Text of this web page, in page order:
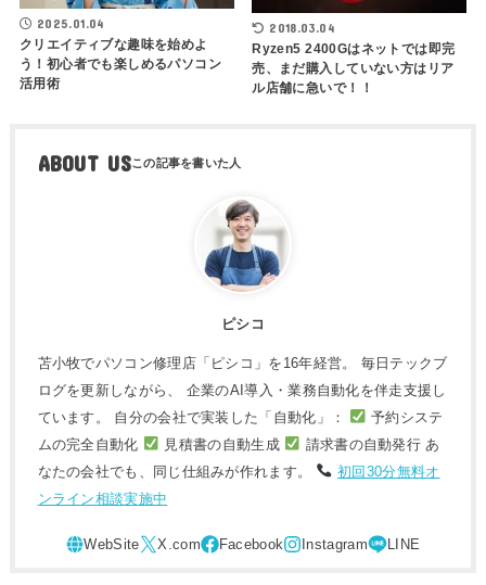
2025.01.04
クリエイティブな趣味を始めよ
う！初心者でも楽しめるパソコン
活用術
2018.03.04
Ryzen5 2400Gはネットでは即完
売、まだ購入していない方はリア
ル店舗に急いで！！
ABOUT US
ピシコ
苫小牧でパソコン修理店「ピシコ」を16年経営。 毎日テックブ
ログを更新しながら、 企業のAI導入・業務自動化を伴走支援し
ています。 自分の会社で実装した「自動化」：
予約システ
ムの完全自動化
見積書の自動生成
請求書の自動発行 あ
なたの会社でも、同じ仕組みが作れます。
初回30分無料オ
ンライン相談実施中